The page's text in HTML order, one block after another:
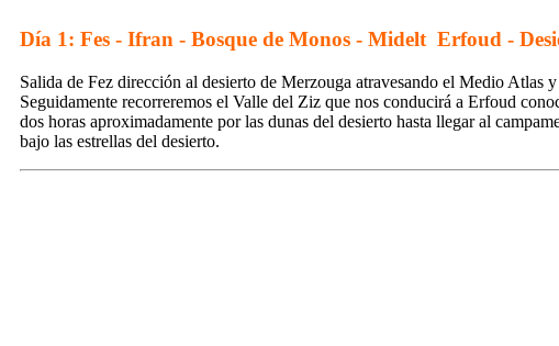
Día 1: Fes ­- Ifran ­- Bosque de Monos ­- Midelt ­ Erfoud -­
Salida de Fez dirección al desierto de Merzouga atravesando el Medio Atlas
Seguidamente recorreremos el Valle del Ziz que nos conducirá a Erfoud
dos horas aproximadamente por las dunas del desierto hasta llegar al
bajo las estrellas del desierto.